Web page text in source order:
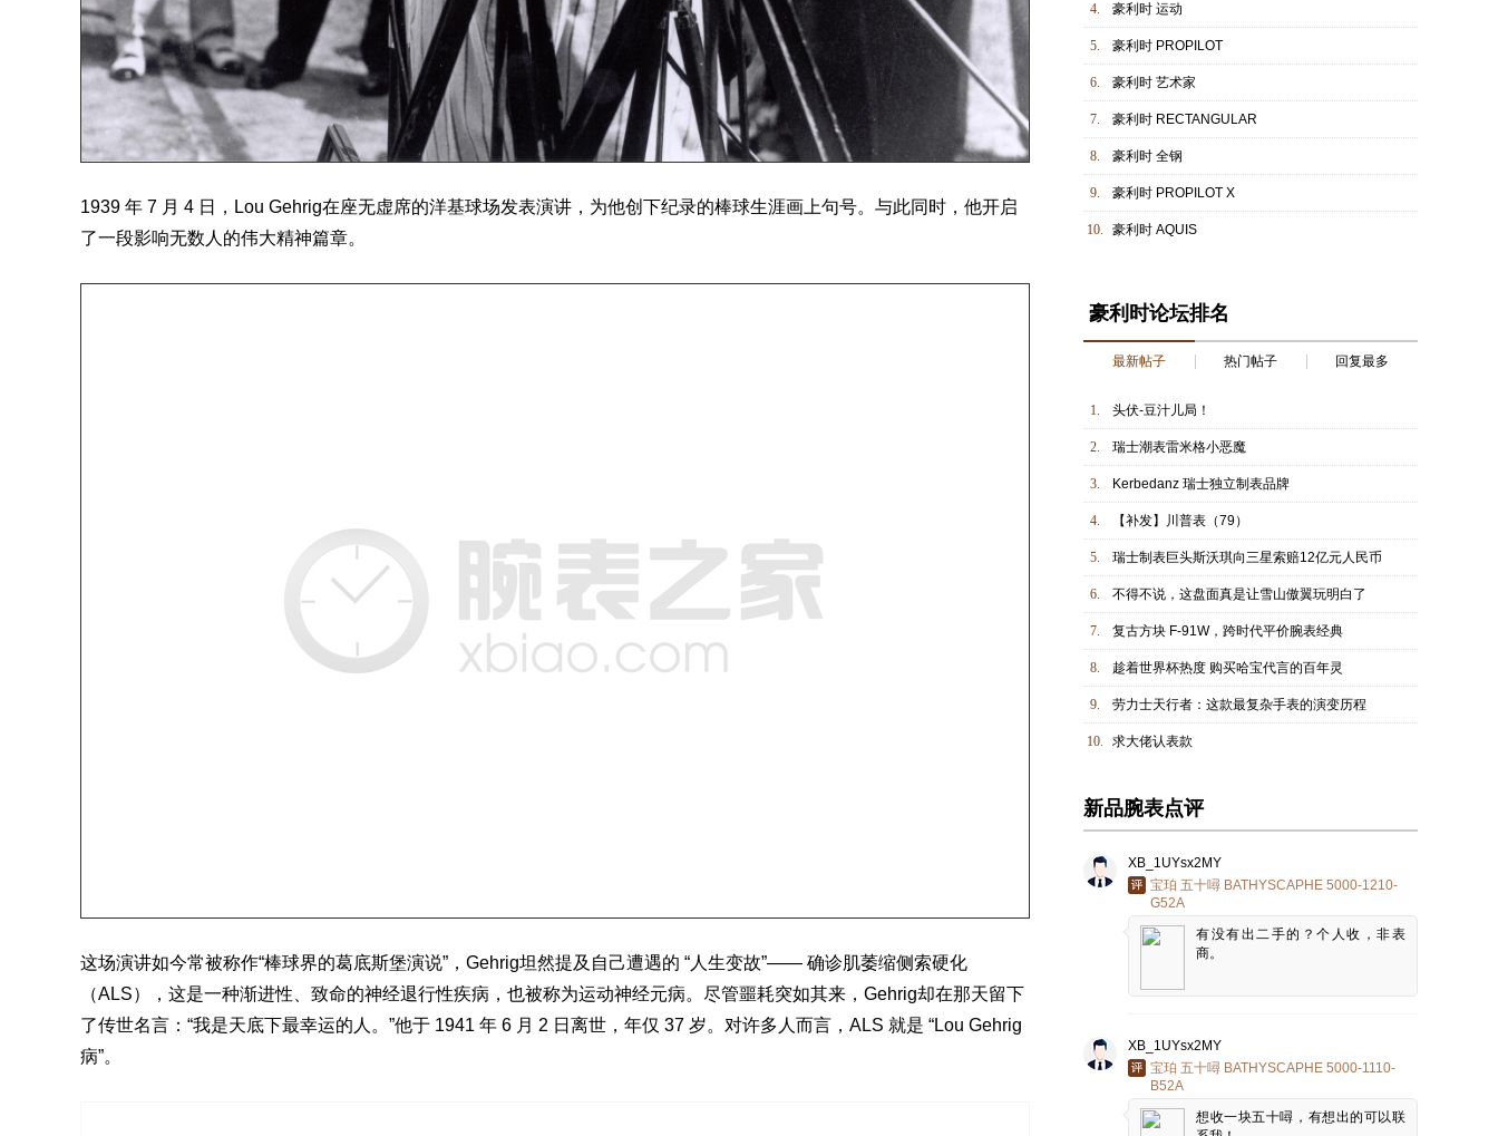
1939 年 7 月 4 日，Lou Gehrig在座无虚席的洋基球场发表演讲，为他创下纪录的棒球生涯画上句号。与此同时，他开启
了一段影响无数人的伟大精神篇章。
这场演讲如今常被称作“棒球界的葛底斯堡演说”，Gehrig坦然提及自己遭遇的 “人生变故”—— 确诊肌萎缩侧索硬化
（ALS），这是一种渐进性、致命的神经退行性疾病，也被称为运动神经元病。尽管噩耗突如其来，Gehrig却在那天留下
了传世名言：“我是天底下最幸运的人。”他于 1941 年 6 月 2 日离世，年仅 37 岁。对许多人而言，ALS 就是 “Lou Gehrig
病”。
4. 豪利时 运动
5. 豪利时 PROPILOT
6. 豪利时 艺术家
7. 豪利时 RECTANGULAR
8. 豪利时 全钢
9. 豪利时 PROPILOT X
10. 豪利时 AQUIS
豪利时论坛排名
最新帖子 热门帖子 回复最多
1. 头伏-豆汁儿局！
2. 瑞士潮表雷米格小恶魔
3. Kerbedanz 瑞士独立制表品牌
4. 【补发】川普表（79）
5. 瑞士制表巨头斯沃琪向三星索赔12亿元人民币
6. 不得不说，这盘面真是让雪山傲翼玩明白了
7. 复古方块 F-91W，跨时代平价腕表经典
8. 趁着世界杯热度 购买哈宝代言的百年灵
9. 劳力士天行者：这款最复杂手表的演变历程
10. 求大佬认表款
新品腕表点评
XB_1UYsx2MY
宝珀 五十噚 BATHYSCAPHE 5000-1210-
G52A
有没有出二手的？个人收，非表
商。
XB_1UYsx2MY
宝珀 五十噚 BATHYSCAPHE 5000-1110-
B52A
想收一块五十噚，有想出的可以联